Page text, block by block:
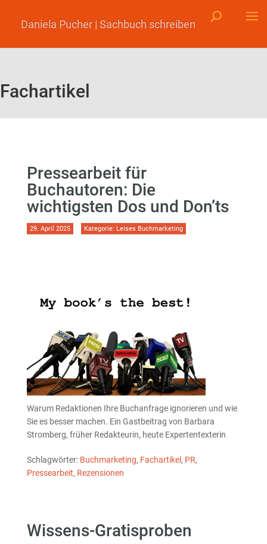
Daniela Pucher | Sachbuch schreiben
Fachartikel
Pressearbeit für
Buchautoren: Die
wichtigsten Dos und Don’ts
29. April 2025 Kategorie: Leises Buchmarketing
Warum Redaktionen Ihre Buchanfrage ignorieren und wie
Sie es besser machen. Ein Gastbeitrag von Barbara
Stromberg, früher Redakteurin, heute Expertentexterin
Schlagwörter: Buchmarketing, Fachartikel , PR,
Pressearbeit, Rezensionen
Wissens-Gratisproben